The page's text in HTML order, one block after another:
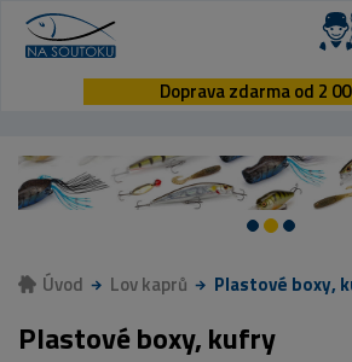
Doprava zdarma od 2
Úvod Lov kaprů Plastové boxy,
Plastové boxy, kufry